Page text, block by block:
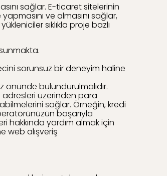
sağlar. E-ticaret sitelerinin
ve almasını sağlar,
sıklıkla proje bazlı
sorunsuz bir deneyim haline
önünde bulundurulmalıdır.
adresleri üzerinden para
sağlar. Örneğin, kredi
başarıyla
hakkında yardım almak için
web alışveriş